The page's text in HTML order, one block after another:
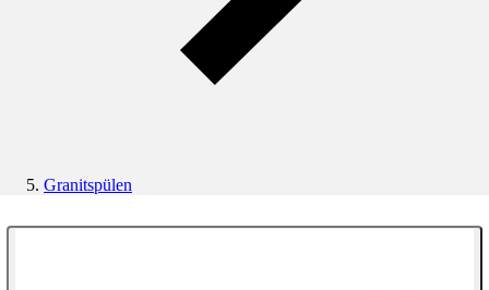
Granitspülen